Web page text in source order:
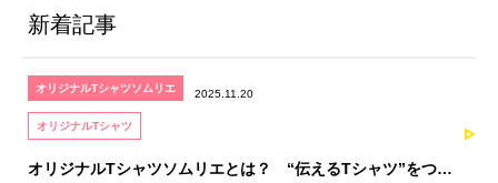
新着記事
オリジナルTシャツソムリエ 2025.11.20
オリジナルTシャツ
オリジナルTシャツソムリエとは？ “伝えるTシャツ”をつく